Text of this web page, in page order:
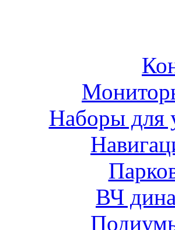
Наборы для
ВЧ